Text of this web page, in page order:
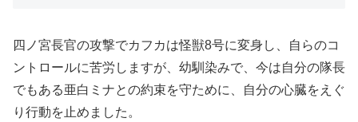
四ノ宮長官の攻撃でカフカは怪獣8号に変身し、自らのコ
ントロールに苦労しますが、幼馴染みで、今は自分の隊長
でもある亜白ミナとの約束を守ために、自分の心臓をえぐ
り行動を止めました。